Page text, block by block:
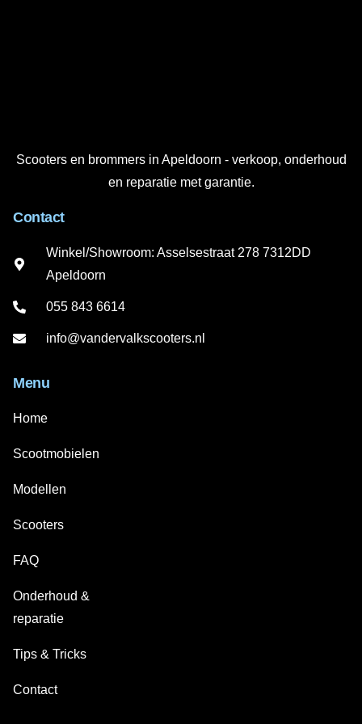
Scooters en brommers in Apeldoorn - verkoop, onderhoud
en reparatie met garantie.
Contact
Winkel/Showroom: Asselsestraat 278 7312DD
Apeldoorn
055 843 6614
info@vandervalkscooters.nl
Menu
Home
Scootmobielen
Modellen
Scooters
FAQ
Onderhoud &
reparatie
Tips & Tricks
Contact